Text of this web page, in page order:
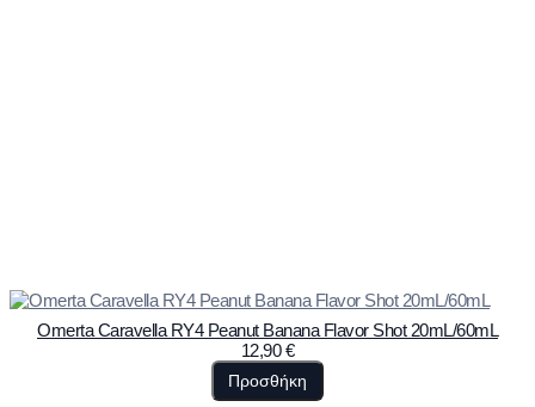
Omerta Caravella RY4 Peanut Banana Flavor Shot 20mL/60mL
12,90€
Προσθήκη